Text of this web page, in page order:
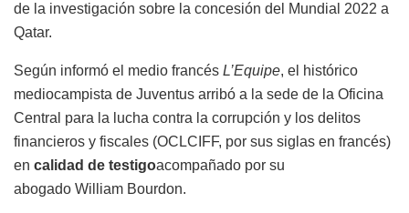
de la investigación sobre la concesión del Mundial 2022 a
Qatar.
Según informó el medio francés L’Equipe, el histórico
mediocampista de Juventus arribó a la sede de la Oficina
Central para la lucha contra la corrupción y los delitos
financieros y fiscales (OCLCIFF, por sus siglas en francés)
en calidad de testigoacompañado por su
abogado William Bourdon.